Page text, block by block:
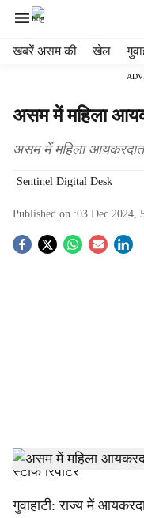
खबरें असम की खेल
असम में महिला
असम में महिला
Sentinel Digital Desk
Published on :03 Dec 2024,
S
h
a
स्टाफ रिपोर्टर
गुवाहाटी: राज्य में